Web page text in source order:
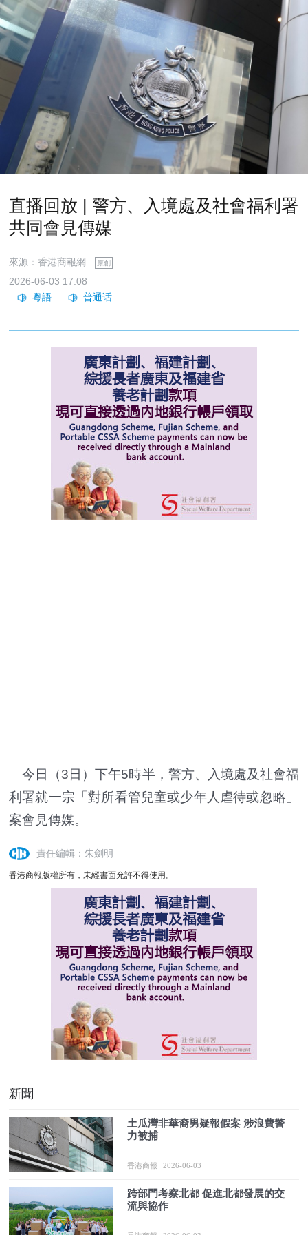
直播回放 | 警方、入境處及社會福利署
共同會見傳媒
來源：香港商報網 原創
2026-06-03 17:08
今日（3日）下午5時半，警方、入境處及社會福
利署就一宗「對所看管兒童或少年人虐待或忽略」
案會見傳媒。
責任編輯：朱劍明
香港商報版權所有，未經書面允許不得使用。
新聞
土瓜灣非華裔男疑報假案 涉浪費警
力被捕
香港商報 2026-06-03
跨部門考察北都 促進北都發展的交
流與協作